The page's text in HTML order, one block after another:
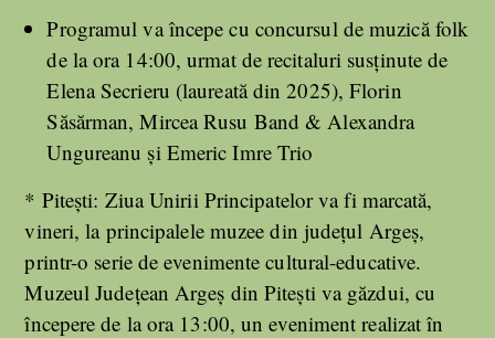
Programul va începe cu concursul de muzică folk
de la ora 14:00, urmat de recitaluri susţinute de
Elena Secrieru (laureată din 2025), Florin
Săsărman, Mircea Rusu Band & Alexandra
Ungureanu şi Emeric Imre Trio
* Piteşti: Ziua Unirii Principatelor va fi marcată,
vineri, la principalele muzee din judeţul Argeş,
printr-o serie de evenimente cultural-educative.
Muzeul Judeţean Argeş din Piteşti va găzdui, cu
începere de la ora 13:00, un eveniment realizat în